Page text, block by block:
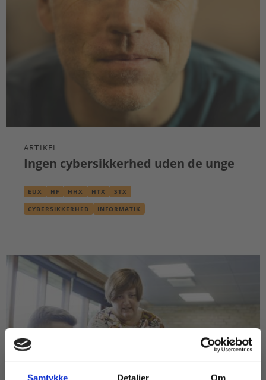
Samtykke Detaljer Om
ARTIKEL
Ingen cybersikkerhed uden de unge
EUX HF HHX HTX STX
CYBERSIKKERHED INFORMATIK